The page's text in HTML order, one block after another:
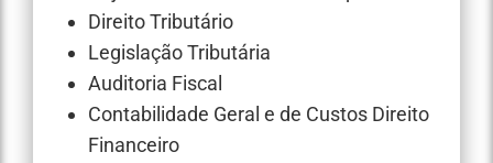
Direito Tributário
Legislação Tributária
Auditoria Fiscal
Contabilidade Geral e de Custos Direito
Financeiro